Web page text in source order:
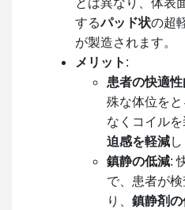
とは異なり、体表
するパッド状の超
が製造されます。
メリット :
患者の快適性
殊な体位を
なくコイルを
迫感を軽減し
鎮静の低減:
で、患者が
り、 鎮静剤